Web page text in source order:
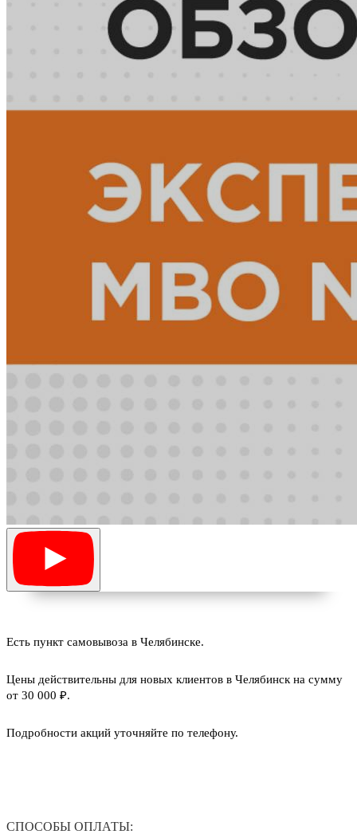
Есть пункт самовывоза в Челябинске.
Цены действительны для новых клиентов в Челябинск на сумму
от 30 000 ₽.
Подробности акций уточняйте по телефону.
СПОСОБЫ ОПЛАТЫ: